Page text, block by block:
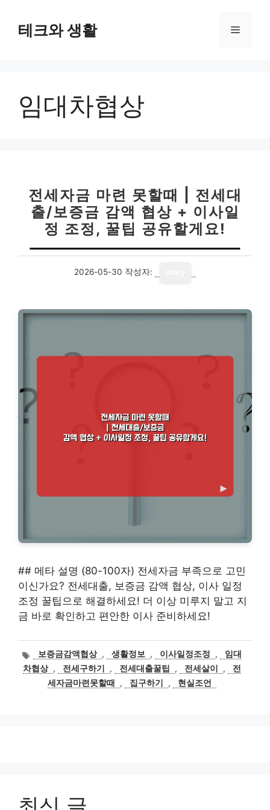
테크와 생활 메
임대차협상
전세자금 마련 못할때 | 전세대
출/보증금 감액 협상 + 이사일
정 조정, 꿀팁 공유할게요!
2026-05-30 작성자:
## 메타 설명 (80-100자) 전세자금 부족으로 고민
이신가요? 전세대출, 보증금 감액 협상, 이사 일정
조정 꿀팁으로 해결하세요! 더 이상 미루지 말고 지
금 바로 확인하고 편안한 이사 준비하세요!
태
그
보증금감액협상 , 생활정보 , 이사일정조정 ,
임대
차협상 , 전세구하기 , 전세대출꿀팁 , 전세살이 ,
전
세자금마련못할때
, 집구하기 , 현실조언